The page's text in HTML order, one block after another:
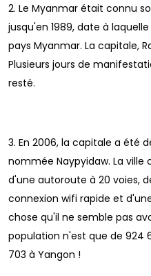
2. Le Myanmar était connu
jusqu'en 1989, date à
pays Myanmar. La capitale,
Plusieurs jours de
resté.
3. En 2006, la capitale a été
nommée Naypyidaw. La
d'une autoroute à 20 voies,
connexion wifi rapide et
chose qu'il ne semble pas
population n'est que de 924
703 à Yangon !